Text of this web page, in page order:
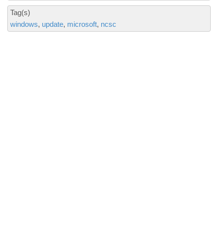
Tag(s)
windows update microsoft ncsc